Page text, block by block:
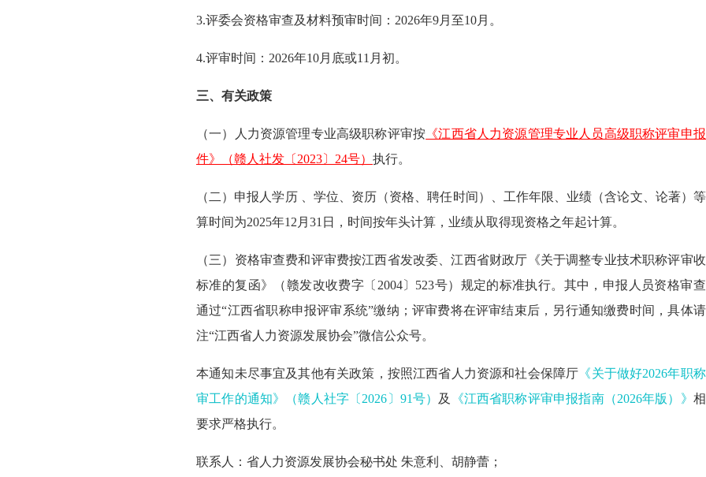
3.评委会资格审查及材料预审时间：2026年9月至10月。
4.评审时间：2026年10月底或11月初。
三、有关政策
（一）人力资源管理专业高级职称评审按 《江西省人力资源管理专业人员高级职称评审申
件》（赣人社发〔2023〕24号） 执行。
（二）申报人学历 、学位、资历（资格、聘任时间）、工作年限、业绩（含论文、论著）
算时间为2025年12月31日，时间按年头计算，业绩从取得现资格之年起计算。
（三）资格审查费和评审费按江西省发改委、江西省财政厅《关于调整专业技术职称评审
标准的复函》（赣发改收费字〔2004〕523号）规定的标准执行。其中，申报人员资格审
通过“江西省职称申报评审系统”缴纳；评审费将在评审结束后，另行通知缴费时间，具体
注“江西省人力资源发展协会”微信公众号。
本通知未尽事宜及其他有关政策，按照江西省人力资源和社会保障厅 《关于做好2026年职
审工作的通知》（赣人社字〔2026〕91号） 及 《江西省职称评审申报指南（2026年版）》
要求严格执行。
联系人：省人力资源发展协会秘书处 朱意利、胡静蕾；